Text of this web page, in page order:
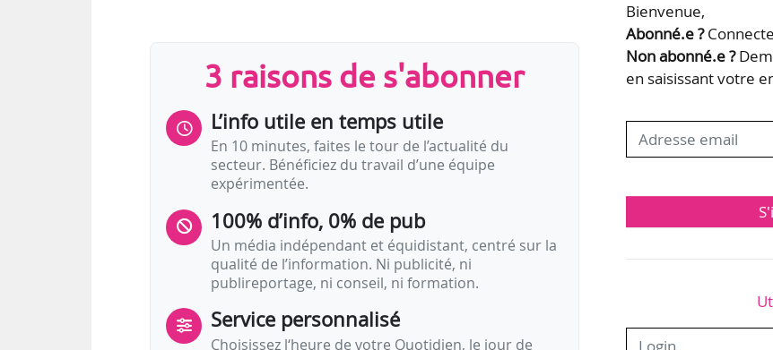
3 raisons de s'abonner
L’info utile en temps utile
En 10 minutes, faites le tour de l’actualité du
secteur. Bénéficiez du travail d’une équipe
expérimentée.
100% d’info, 0% de pub
Un média indépendant et équidistant, centré sur la
qualité de l’information. Ni publicité, ni
publireportage, ni conseil, ni formation.
Service personnalisé
Choisissez l‘heure de votre Quotidien, le jour de
Bienvenue,
Abonné.e ?
Non abonné.e ?
en saisissant votre